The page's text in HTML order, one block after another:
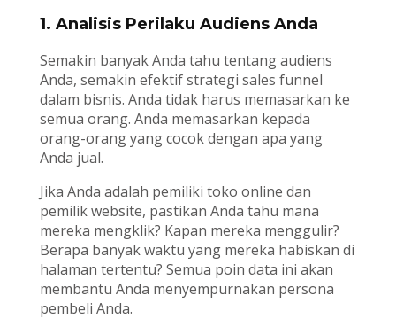
1. Analisis Perilaku Audiens Anda
Semakin banyak Anda tahu tentang audiens
Anda, semakin efektif strategi sales funnel
dalam bisnis. Anda tidak harus memasarkan ke
semua orang. Anda memasarkan kepada
orang-orang yang cocok dengan apa yang
Anda jual.
Jika Anda adalah pemiliki toko online dan
pemilik website, pastikan Anda tahu mana
mereka mengklik? Kapan mereka menggulir?
Berapa banyak waktu yang mereka habiskan di
halaman tertentu? Semua poin data ini akan
membantu Anda menyempurnakan persona
pembeli Anda.